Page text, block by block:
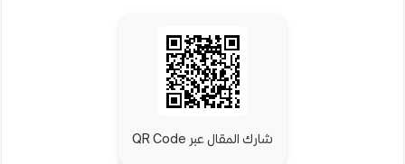
شارك المقال عبر QR Code